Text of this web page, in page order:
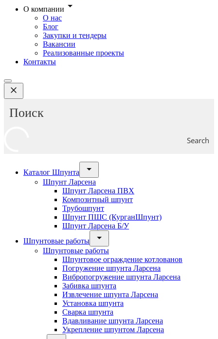
О компании
О нас
Блог
Закупки и тендеры
Вакансии
Реализованные проекты
Контакты
Search
Каталог Шпунта
Шпунт Ларсена
Шпунт Ларсена ПВХ
Композитный шпунт
Трубошпунт
Шпунт ПШС (КурганШпунт)
Шпунт Ларсена Б/У
Шпунтовые работы
Шпунтовые работы
Шпунтовое ограждение котлованов
Погружение шпунта Ларсена
Вибропогружение шпунта Ларсена
Забивка шпунта
Извлечение шпунта Ларсена
Установка шпунта
Сварка шпунта
Вдавливание шпунта Ларсена
Укрепление шпунтом Ларсена